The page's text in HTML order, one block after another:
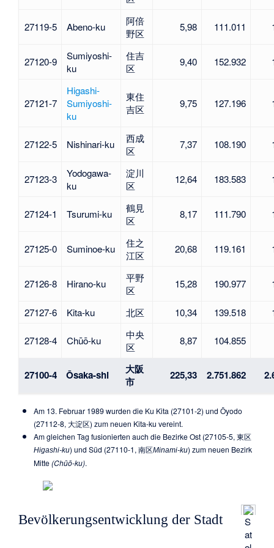
27119-5 Abeno-ku
阿倍
野区
5,98 111.011
27120-9
Sumiyoshi-
ku
住吉
区
9,40 152.932
27121-7
Higashi-
Sumiyoshi-
ku
東住
吉区
9,75 127.196
27122-5 Nishinari-ku
西成
区
7,37 108.190
27123-3
Yodogawa-
ku
淀川
区
12,64 183.583
27124-1 Tsurumi-ku
鶴見
区
8,17 111.790
27125-0 Suminoe-ku
住之
江区
20,68 119.161
27126-8 Hirano-ku
平野
区
15,28 190.977
27127-6 Kita-ku 北区 10,34 139.518
27128-4 Chūō-ku
中央
区
8,87 104.855
27100-4 Ōsaka-shi
大阪
市
225,33 2.751.862
Am 13. Februar 1989 wurden die Ku Kita (27101-2) und Ōyodo
(27112-8, 大淀区) zum neuen Kita-ku vereint.
Am gleichen Tag fusionierten auch die Bezirke Ost (27105-5, 東区
Higashi-ku) und Süd (27110-1, 南区Minami-ku) zum neuen Bezirk
Mitte(Chūō-ku).
S
at
Bevölkerungsentwicklung der Stadt